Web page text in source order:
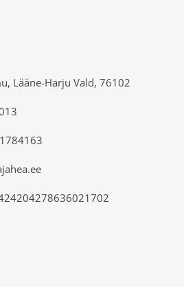
Lääne-Harju Vald, 76102